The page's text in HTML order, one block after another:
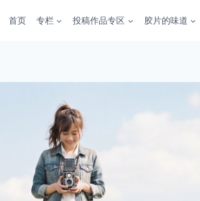
首页 专栏 投稿作品专区 胶片的味道